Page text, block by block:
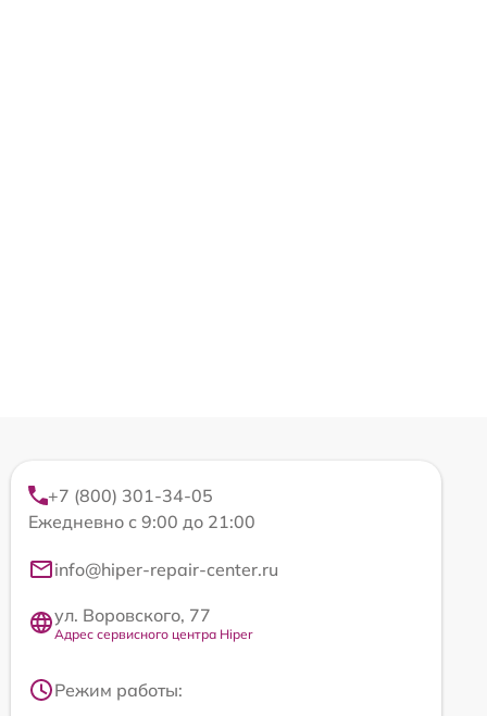
+7 (800) 301-34-05
Ежедневно с 9:00 до 21:00
info@hiper-repair-center.ru
ул. Воровского, 77
Адрес сервисного центра Hiper
Режим работы: